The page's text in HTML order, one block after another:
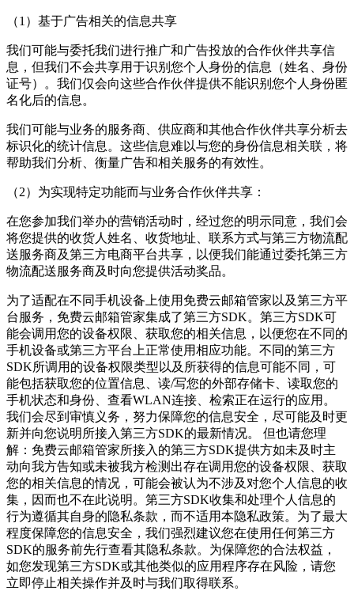
（1）基于广告相关的信息共享
我们可能与委托我们进行推广和广告投放的合作伙伴共享信
息，但我们不会共享用于识别您个人身份的信息（姓名、身份
证号）。我们仅会向这些合作伙伴提供不能识别您个人身份匿
名化后的信息。
我们可能与业务的服务商、供应商和其他合作伙伴共享分析去
标识化的统计信息。这些信息难以与您的身份信息相关联，将
帮助我们分析、衡量广告和相关服务的有效性。
（2）为实现特定功能而与业务合作伙伴共享：
在您参加我们举办的营销活动时，经过您的明示同意，我们会
将您提供的收货人姓名、收货地址、联系方式与第三方物流配
送服务商及第三方电商平台共享，以便我们能通过委托第三方
物流配送服务商及时向您提供活动奖品。
为了适配在不同手机设备上使用 免费云邮箱管家 以及第三方平
台服务， 免费云邮箱管家集成了第三方SDK。第三方SDK可
能会调用您的设备权限、获取您的相关信息，以便您在不同的
手机设备或第三方平台上正常使用相应功能。不同的第三方
SDK所调用的设备权限类型以及所获得的信息可能不同，可
能包括获取您的位置信息、读/写您的外部存储卡、读取您的
手机状态和身份、查看WLAN连接、检索正在运行的应用。
我们会尽到审慎义务，努力保障您的信息安全，尽可能及时更
新并向您说明所接入第三方SDK的最新情况。 但也请您理
解： 免费云邮箱管家所接入的第三方SDK提供方如未及时主
动向我方告知或未被我方检测出存在调用您的设备权限、获取
您的相关信息的情况，可能会被认为不涉及对您个人信息的收
集，因而也不在此说明。第三方SDK收集和处理个人信息的
行为遵循其自身的隐私条款，而不适用本隐私政策。为了最大
程度保障您的信息安全，我们强烈建议您在使用任何第三方
SDK的服务前先行查看其隐私条款。为保障您的合法权益，
如您发现第三方SDK或其他类似的应用程序存在风险，请您
立即停止相关操作并及时与我们取得联系。